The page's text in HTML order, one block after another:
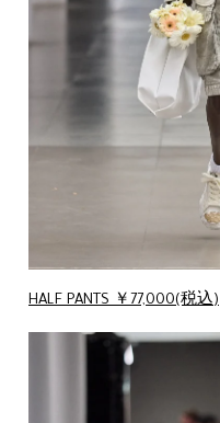
HALF PANTS ￥77,000(税込)